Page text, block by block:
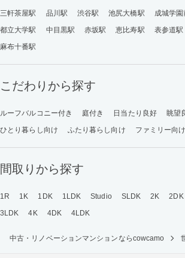
三軒茶屋駅 品川駅 渋谷駅 池尻大橋駅 成城学園
都立大学駅
中目黒駅 赤坂駅 恵比寿駅 表参道駅
麻布十番駅
こだわりから探す
ルーフバルコニー付き 庭付き 日当たり良好 眺望
ひとり暮らし向け
ふたり暮らし向け ファミリー向け
間取りから探す
1R 1K 1DK 1LDK Studio SLDK 2K 2DK
3LDK
4K 4DK 4LDK
中古・リノベーションマンションならcowcamo